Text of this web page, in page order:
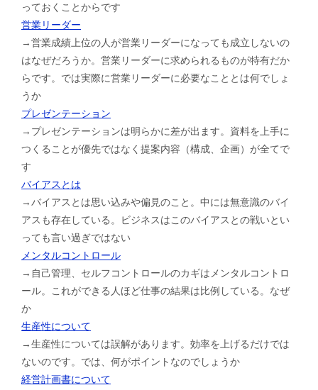
っておくことからです
営業リーダー
→営業成績上位の人が営業リーダーになっても成立しないの
はなぜだろうか。営業リーダーに求められるものが特有だか
らです。では実際に営業リーダーに必要なこととは何でしょ
うか
プレゼンテーション
→プレゼンテーションは明らかに差が出ます。資料を上手に
つくることが優先ではなく提案内容（構成、企画）が全てで
す
バイアスとは
→バイアスとは思い込みや偏見のこと。中には無意識のバイ
アスも存在している。ビジネスはこのバイアスとの戦いとい
っても言い過ぎではない
メンタルコントロール
→自己管理、セルフコントロールのカギはメンタルコントロ
ール。これができる人ほど仕事の結果は比例している。なぜ
か
生産性について
→生産性については誤解があります。効率を上げるだけでは
ないのです。では、何がポイントなのでしょうか
経営計画書について